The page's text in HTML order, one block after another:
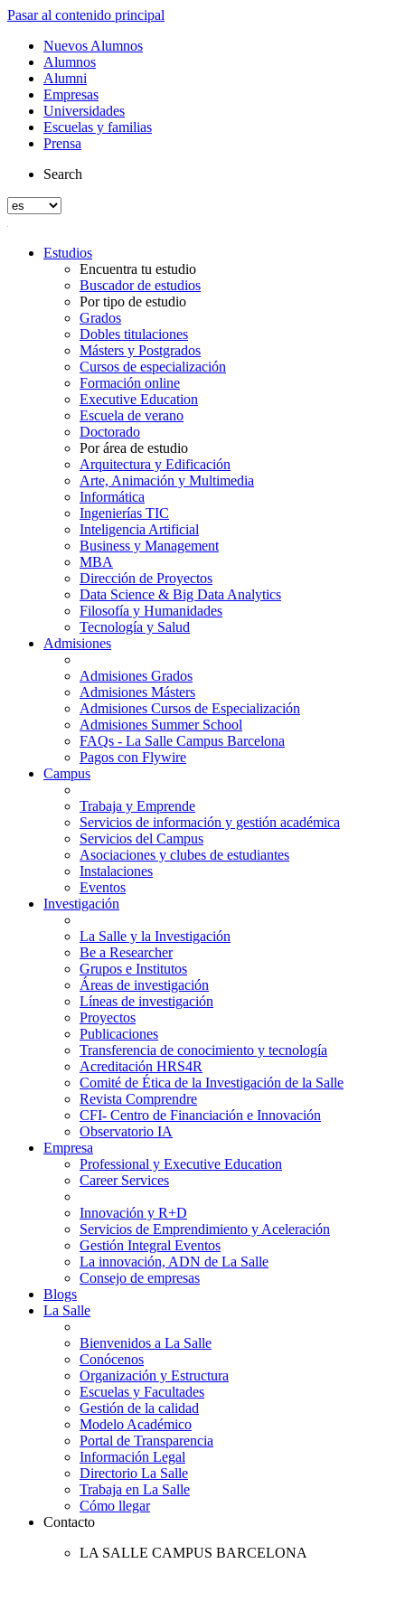
Pasar al contenido principal
Nuevos Alumnos
Alumnos
Alumni
Empresas
Universidades
Escuelas y familias
Prensa
Search
Estudios
Encuentra tu estudio
Buscador de estudios
Por tipo de estudio
Grados
Dobles titulaciones
Másters y Postgrados
Cursos de especialización
Formación online
Executive Education
Escuela de verano
Doctorado
Por área de estudio
Arquitectura y Edificación
Arte, Animación y Multimedia
Informática
Ingenierías TIC
Inteligencia Artificial
Business y Management
MBA
Dirección de Proyectos
Data Science & Big Data Analytics
Filosofía y Humanidades
Tecnología y Salud
Admisiones
Admisiones Grados
Admisiones Másters
Admisiones Cursos de Especialización
Admisiones Summer School
FAQs - La Salle Campus Barcelona
Pagos con Flywire
Campus
Trabaja y Emprende
Servicios de información y gestión académica
Servicios del Campus
Asociaciones y clubes de estudiantes
Instalaciones
Eventos
Investigación
La Salle y la Investigación
Be a Researcher
Grupos e Institutos
Áreas de investigación
Líneas de investigación
Proyectos
Publicaciones
Transferencia de conocimiento y tecnología
Acreditación HRS4R
Comité de Ética de la Investigación de la Salle
Revista Comprendre
CFI- Centro de Financiación e Innovación
Observatorio IA
Empresa
Professional y Executive Education
Career Services
Innovación y R+D
Servicios de Emprendimiento y Aceleración
Gestión Integral Eventos
La innovación, ADN de La Salle
Consejo de empresas
Blogs
La Salle
Bienvenidos a La Salle
Conócenos
Organización y Estructura
Escuelas y Facultades
Gestión de la calidad
Modelo Académico
Portal de Transparencia
Información Legal
Directorio La Salle
Trabaja en La Salle
Cómo llegar
Contacto
LA SALLE CAMPUS BARCELONA